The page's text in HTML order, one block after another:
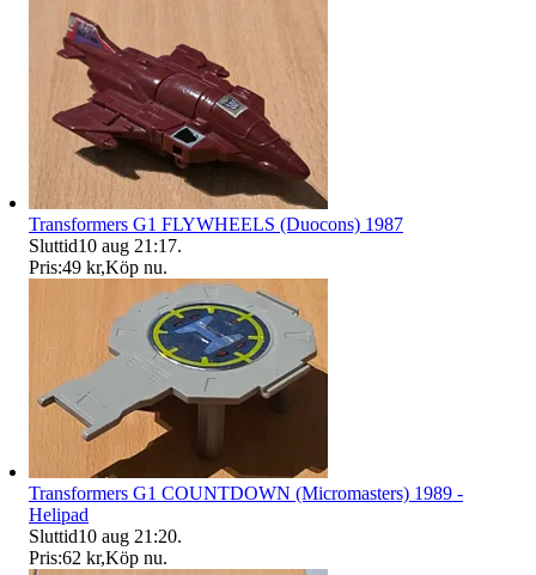
Transformers G1 FLYWHEELS (Duocons) 1987
Sluttid10 aug 21:17.
Pris:49 kr,Köp nu.
Transformers G1 COUNTDOWN (Micromasters) 1989 -
Helipad
Sluttid10 aug 21:20.
Pris:62 kr,Köp nu.